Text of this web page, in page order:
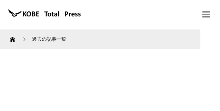
Home 過去の記事一覧